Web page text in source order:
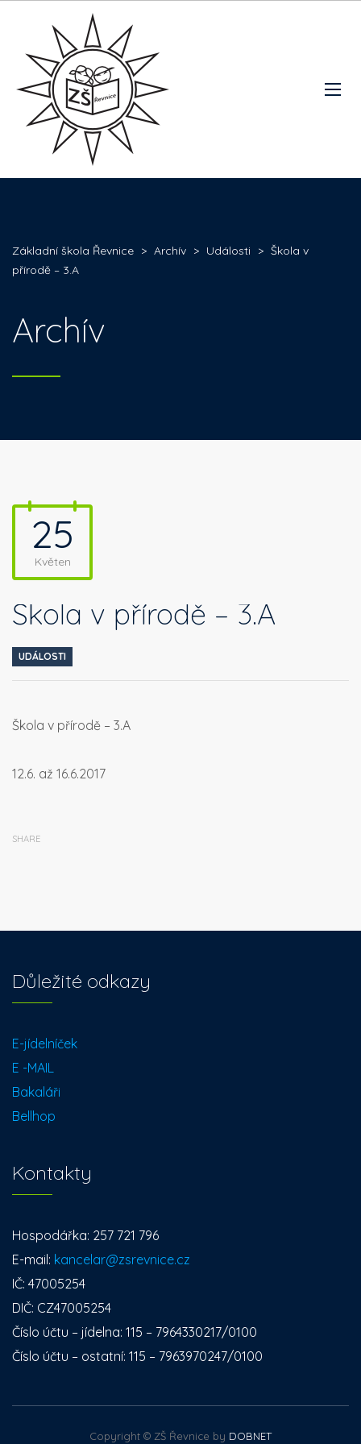
Základní škola Řevnice > Archív > Události > Škola v
přírodě – 3.A
Archív
25
Květen
Škola v přírodě – 3.A
UDÁLOSTI
Škola v přírodě – 3.A
12.6. až 16.6.2017
SHARE
Důležité odkazy
E-jídelníček
E -MAIL
Bakaláři
Bellhop
Kontakty
Hospodářka: 257 721 796
E-mail: kancelar@zsrevnice.cz
IČ: 47005254
DIČ: CZ47005254
Číslo účtu – jídelna: 115 – 7964330217/0100
Číslo účtu – ostatní: 115 – 7963970247/0100
Copyright © ZŠ Řevnice by DOBNET